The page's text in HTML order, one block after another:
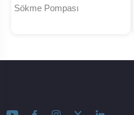
Sökme Pompası